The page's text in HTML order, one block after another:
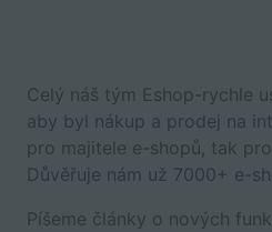
Celý náš tým Eshop-rychle
aby byl nákup a prodej na
pro majitele e-shopů, tak
Důvěřuje nám už 7000+ e-
Píšeme články o nových